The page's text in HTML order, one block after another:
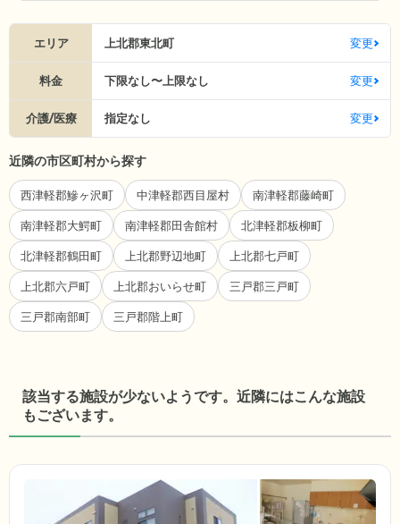
エリア 上北郡東北町 変更
料金 下限なし〜上限なし 変更
介護/医療 指定なし 変更
近隣の市区町村から探す
西津軽郡鰺ヶ沢町 中津軽郡西目屋村 南津軽郡藤崎町
南津軽郡大鰐町 南津軽郡田舎館村 北津軽郡板柳町
北津軽郡鶴田町 上北郡野辺地町 上北郡七戸町
上北郡六戸町 上北郡おいらせ町 三戸郡三戸町
三戸郡南部町 三戸郡階上町
該当する施設が少ないようです。近隣にはこんな施設
もございます。